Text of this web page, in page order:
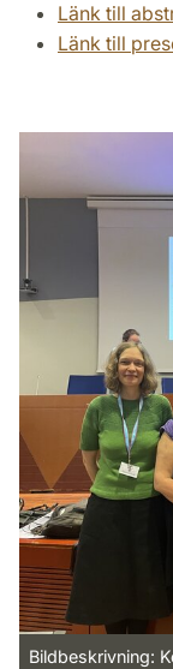
Länk till
Länk till
Bildbeskrivning: